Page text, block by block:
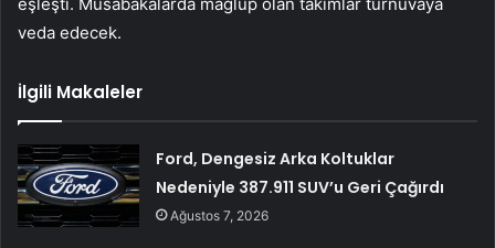
veda edecek.
İlgili Makaleler
Ford, Dengesiz Arka Koltuklar
Nedeniyle 387.911 SUV’u Geri Çağırdı
Ağustos 7, 2026